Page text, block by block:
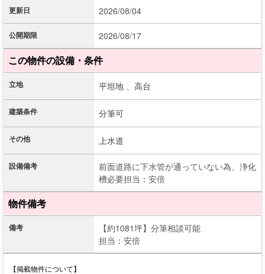
更新日 2026/08/04
公開期限 2026/08/17
この物件の設備・条件
立地 平坦地 、 高台
建築条件 分筆可
その他 上水道
設備備考
前面道路に下水管が通っていない為、浄化
槽必要担当：安倍
物件備考
備考
【約1081坪】分筆相談可能
担当：安倍
【掲載物件について】